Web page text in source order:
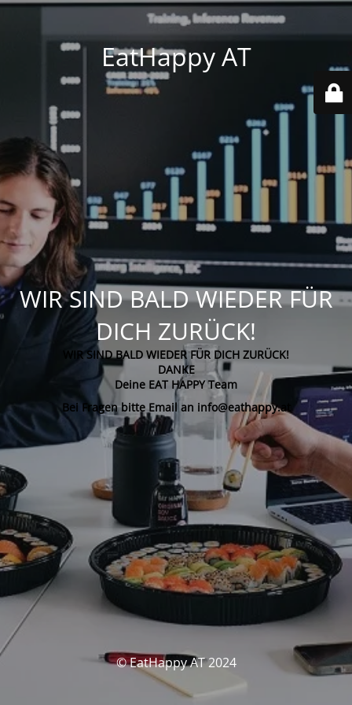
EatHappy AT
WIR SIND BALD WIEDER FÜR
DICH ZURÜCK!
WIR SIND BALD WIEDER FÜR DICH ZURÜCK!
DANKE
Deine EAT HAPPY Team
Bei Fragen bitte Email an info@eathappy.at
© EatHappy AT 2024